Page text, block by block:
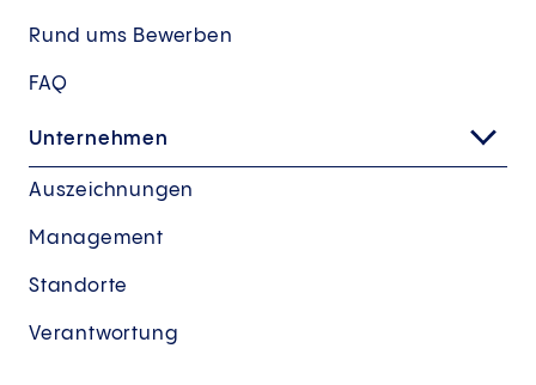
Rund ums Bewerben
FAQ
Unternehmen
Auszeichnungen
Management
Standorte
Verantwortung